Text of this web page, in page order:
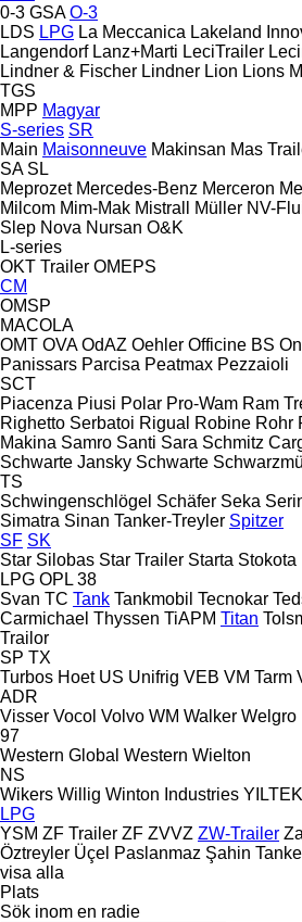
0-3 GSA O-3
LDS LPG La Meccanica Lakeland
Langendorf Lanz+Marti LeciTrailer
Lindner & Fischer Lindner Lion Lions
TGS
MPP Magyar
S-series SR
Main Maisonneuve Makinsan Mas
SA SL
Meprozet Mercedes-Benz Merceron
Milcom Mim-Mak Mistrall Müller NV-
Slep Nova Nursan O&K
L-series
OKT Trailer OMEPS
CM
OMSP
MACOLA
OMT OVA OdAZ Oehler Officine BS
Panissars Parcisa Peatmax Pezzaioli
SCT
Piacenza Piusi Polar Pro-Wam Ram
Righetto Serbatoi Rigual Robine Rohr
Makina Samro Santi Sara Schmitz
Schwarte Jansky Schwarte
TS
Schwingenschlögel Schäfer Seka
Simatra Sinan Tanker-Treyler Spitzer
SF SK
Star Silobas Star Trailer Starta Stokota
LPG OPL 38
Svan TC Tank Tankmobil Tecnokar
Carmichael Thyssen TiAPM Titan
Trailor
SP TX
Turbos Hoet US Unifrig VEB VM Tarm
ADR
Visser Vocol Volvo WM Walker Welgro
97
Western Global Western Wielton
NS
Wikers Willig Winton Industries
LPG
YSM ZF Trailer ZF ZVVZ ZW-Trailer
Öztreyler Üçel Paslanmaz Şahin
visa alla
Plats
Sök inom en radie